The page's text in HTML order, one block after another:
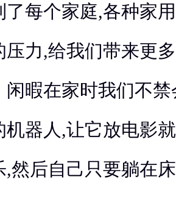
了每个家庭,各种家
压力,给我们带来更
闲暇在家时我们不
机器人,让它放电影
,然后自己只要躺在